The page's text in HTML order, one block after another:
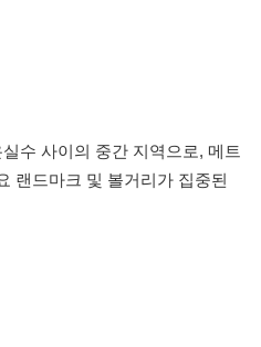
수 사이의 중간 지역으로, 메트
랜드마크 및 볼거리가 집중된